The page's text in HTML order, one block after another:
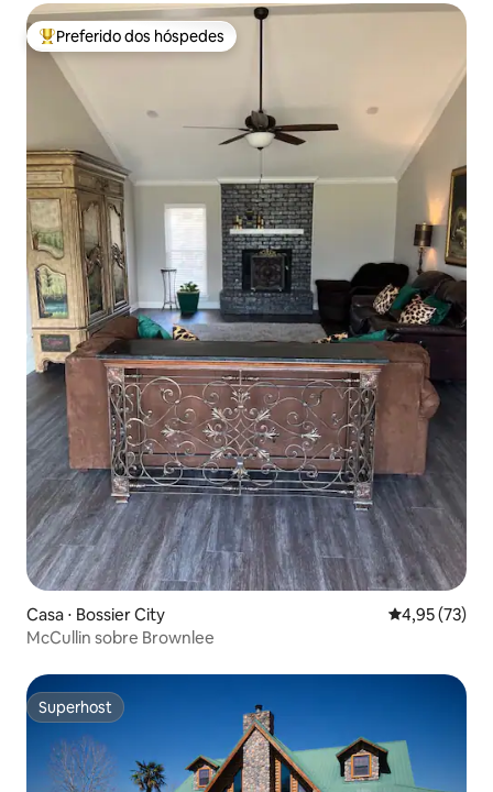
Entre os melhores preferidos dos hóspedes
Preferido dos hóspedes
Casa ⋅ Bossier City 4,95 de uma
4,95 (73)
McCullin sobre Brownlee
Superhost
Superhost